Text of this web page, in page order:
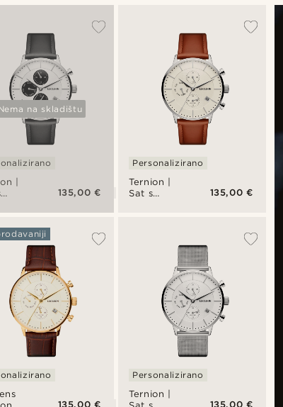
na skladištu
|
i
boji
135,00 €
135,00 €
Ternion |
Sat s
nehrđajućeg
Personalizirano
135,00 €
Ternion |
Personalizirano
135,00 €